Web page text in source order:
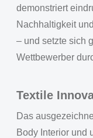
demonstriert
Nachhaltigkeit
– und setzte sich
Wettbewerber
Textile
Das
Body Interior und